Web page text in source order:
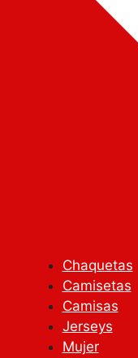
Chaquetas
Camisetas
Camisas
Jerseys
Mujer